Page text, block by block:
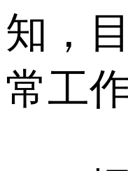
知，
常工作